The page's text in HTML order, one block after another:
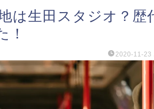
は生田スタジオ？歴
！
2020-11-23